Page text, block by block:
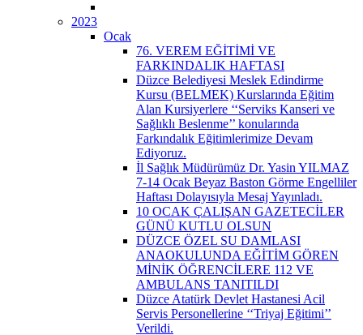
2023
Ocak
76. VEREM EĞİTİMİ VE
FARKINDALIK HAFTASI
Düzce Belediyesi Meslek Edindirme
Kursu (BELMEK) Kurslarında Eğitim
Alan Kursiyerlere ‘‘Serviks Kanseri ve
Sağlıklı Beslenme’’ konularında
Farkındalık Eğitimlerimize Devam
Ediyoruz.
İl Sağlık Müdürümüz Dr. Yasin YILMAZ
7-14 Ocak Beyaz Baston Görme Engelliler
Haftası Dolayısıyla Mesaj Yayınladı.
10 OCAK ÇALIŞAN GAZETECİLER
GÜNÜ KUTLU OLSUN
DÜZCE ÖZEL SU DAMLASI
ANAOKULUNDA EĞİTİM GÖREN
MİNİK ÖĞRENCİLERE 112 VE
AMBULANS TANITILDI
Düzce Atatürk Devlet Hastanesi Acil
Servis Personellerine ‘‘Triyaj Eğitimi’’
Verildi.